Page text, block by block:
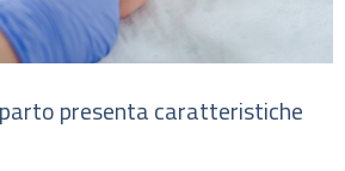
presenta caratteristiche